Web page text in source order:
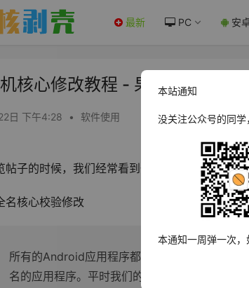
最新 PC 安
核心修改教程 - 果核剥壳
日 下午4:28 • 软件使用
帖子的时候，我们经常看到一些软件需要核心
名核心校验修改
所有的Android应用程序都要求开发人员用一
名的应用程序。平时我们的程序可以在模拟器
本站通知
没关注公众号的同
本通知一周弹一次，